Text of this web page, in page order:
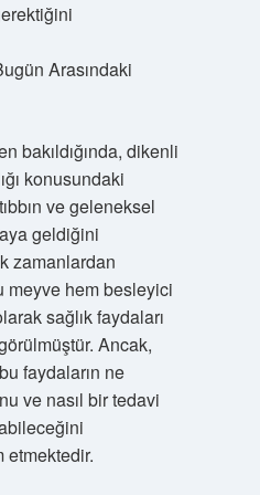
Arasındaki
bakıldığında, dikenli
konusundaki
ve geleneksel
geldiğini
zamanlardan
meyve hem besleyici
sağlık faydaları
Ancak,
faydaların ne
ve nasıl bir tedavi
etmektedir.